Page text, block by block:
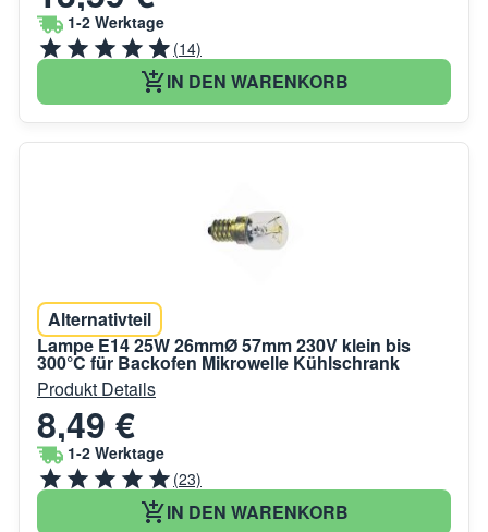
1-2 Werktage
(14)
IN DEN WARENKORB
Alternativteil
Lampe E14 25W 26mmØ 57mm 230V klein bis
300°C für Backofen Mikrowelle Kühlschrank
Produkt Details
8,49 €
1-2 Werktage
(23)
IN DEN WARENKORB